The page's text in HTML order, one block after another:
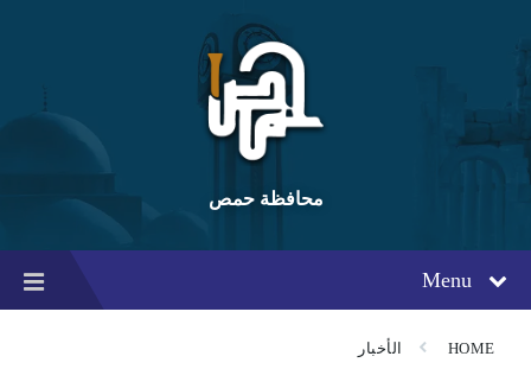
content
main
navigation
footer
محافظة حمص
Menu
HOME الأخبار